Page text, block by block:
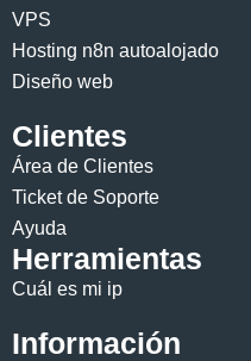
VPS
Hosting n8n autoalojado
Diseño web
Clientes
Área de Clientes
Ticket de Soporte
Ayuda
Herramientas
Cuál es mi ip
Información